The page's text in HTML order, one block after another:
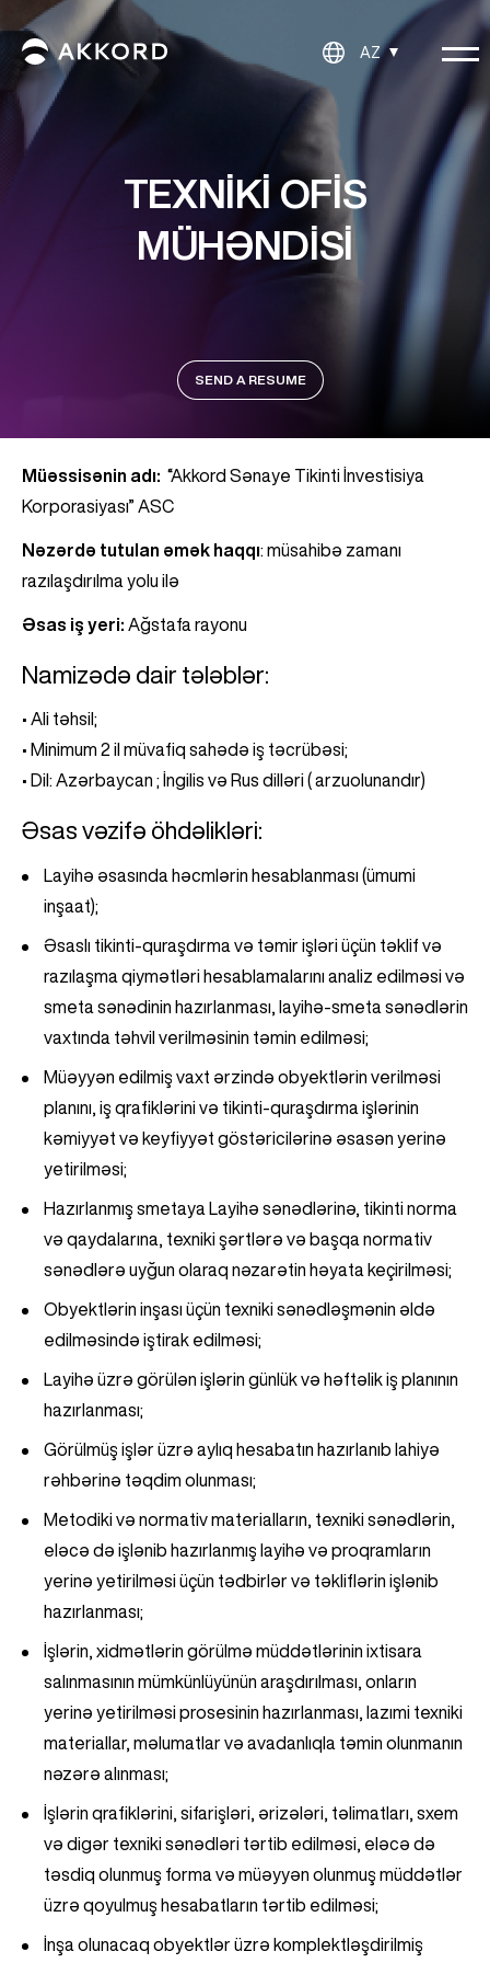
AZ
TEXNIKI OFIS
MÜHƏNDISI
SEND A RESUME
Müəssisənin adı: “Akkord Sənaye Tikinti İnvestisiya
Korporasiyası” ASC
Nəzərdə tutulan əmək haqqı: müsahibə zamanı
razılaşdırılma yolu ilə
Əsas iş yeri: Ağstafa rayonu
Namizədə dair tələblər:
• Ali təhsil;
• Minimum 2 il müvafiq sahədə iş təcrübəsi;
• Dil: Azərbaycan ; İngilis və Rus dilləri ( arzuolunandır)
Əsas vəzifə öhdəlikləri:
Layihə əsasında həcmlərin hesablanması (ümumi
inşaat);
Əsaslı tikinti-quraşdırma və təmir işləri üçün təklif və
razılaşma qiymətləri hesablamalarını analiz edilməsi və
smeta sənədinin hazırlanması, layihə-smeta sənədlərin
vaxtında təhvil verilməsinin təmin edilməsi;
Müəyyən edilmiş vaxt ərzində obyektlərin verilməsi
planını, iş qrafiklərini və tikinti-quraşdırma işlərinin
kəmiyyət və keyfiyyət göstəricilərinə əsasən yerinə
yetirilməsi;
Hazırlanmış smetaya Layihə sənədlərinə, tikinti norma
və qaydalarına, texniki şərtlərə və başqa normativ
sənədlərə uyğun olaraq nəzarətin həyata keçirilməsi;
Obyektlərin inşası üçün texniki sənədləşmənin əldə
edilməsində iştirak edilməsi;
Layihə üzrə görülən işlərin günlük və həftəlik iş planının
hazırlanması;
Görülmüş işlər üzrə aylıq hesabatın hazırlanıb lahiyə
rəhbərinə təqdim olunması;
Metodiki və normativ materialların, texniki sənədlərin,
eləcə də işlənib hazırlanmış layihə və proqramların
yerinə yetirilməsi üçün tədbirlər və təkliflərin işlənib
hazırlanması;
İşlərin, xidmətlərin görülmə müddətlərinin ixtisara
salınmasının mümkünlüyünün araşdırılması, onların
yerinə yetirilməsi prosesinin hazırlanması, lazımi texniki
materiallar, məlumatlar və avadanlıqla təmin olunmanın
nəzərə alınması;
İşlərin qrafiklərini, sifarişləri, ərizələri, təlimatları, sxem
və digər texniki sənədləri tərtib edilməsi, eləcə də
təsdiq olunmuş forma və müəyyən olunmuş müddətlər
üzrə qoyulmuş hesabatların tərtib edilməsi;
İnşa olunacaq obyektlər üzrə komplektləşdirilmiş